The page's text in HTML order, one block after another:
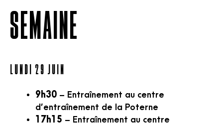
semaine
Lundi 29 juin
9h30 – Entraînement au centre
d’entraînement de la Poterne
17h15 – Entraînement au centre